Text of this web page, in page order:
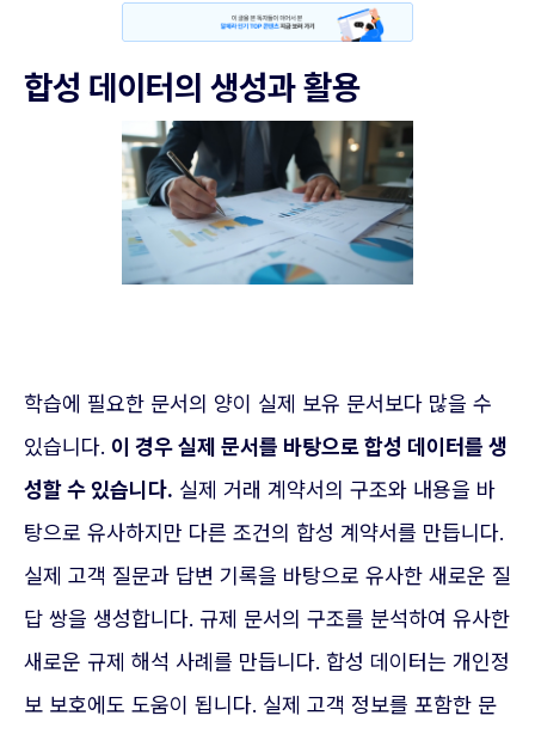
합성 데이터의 생성과 활용
학습에 필요한 문서의 양이 실제 보유 문서보다 많을 수
있습니다. 이 경우 실제 문서를 바탕으로 합성 데이터를 생
성할 수 있습니다. 실제 거래 계약서의 구조와 내용을 바
탕으로 유사하지만 다른 조건의 합성 계약서를 만듭니다.
실제 고객 질문과 답변 기록을 바탕으로 유사한 새로운 질
답 쌍을 생성합니다. 규제 문서의 구조를 분석하여 유사한
새로운 규제 해석 사례를 만듭니다. 합성 데이터는 개인정
보 보호에도 도움이 됩니다. 실제 고객 정보를 포함한 문